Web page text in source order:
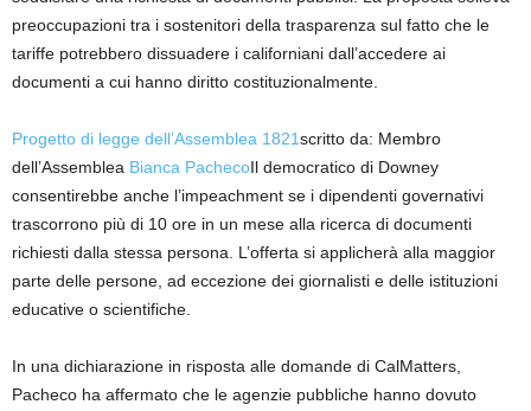
preoccupazioni tra i sostenitori della trasparenza sul fatto che le
tariffe potrebbero dissuadere i californiani dall’accedere ai
documenti a cui hanno diritto costituzionalmente.
Progetto di legge dell’Assemblea 1821scritto da: Membro
dell’Assemblea Bianca PachecoIl democratico di Downey
consentirebbe anche l’impeachment se i dipendenti governativi
trascorrono più di 10 ore in un mese alla ricerca di documenti
richiesti dalla stessa persona. L’offerta si applicherà alla maggior
parte delle persone, ad eccezione dei giornalisti e delle istituzioni
educative o scientifiche.
In una dichiarazione in risposta alle domande di CalMatters,
Pacheco ha affermato che le agenzie pubbliche hanno dovuto